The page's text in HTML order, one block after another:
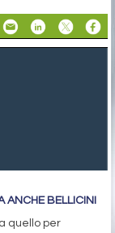
ANCHE BELLICINI
quello per